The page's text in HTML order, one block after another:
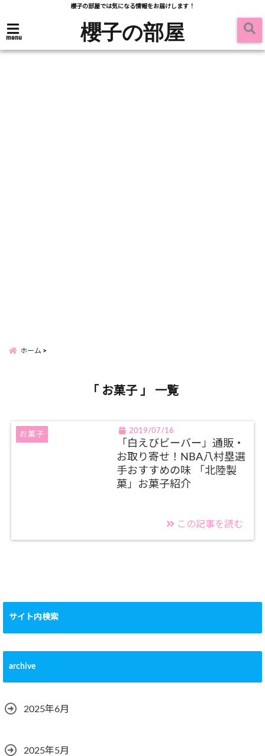
櫻子の部屋では気になる情報をお届けします！
menu 櫻子の部屋
ホーム
「 お菓子 」 一覧
お菓子 2019/07/16
「白えびビーバー」通販・
お取り寄せ！NBA八村塁選
手おすすめの味 「北陸製
菓」お菓子紹介
この記事を読む
サイト内検索
archive
2025年6月
2025年5月